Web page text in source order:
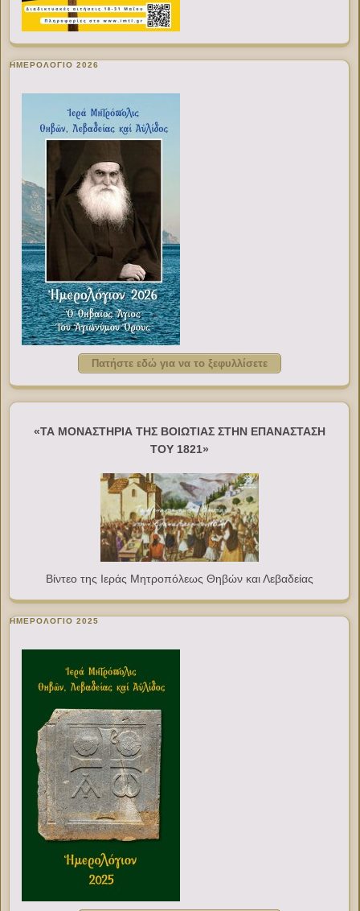
ΗΜΕΡΟΛΟΓΙΟ 2026
Πατήστε εδώ για να το ξεφυλλίσετε
«ΤΑ ΜΟΝΑΣΤΗΡΙΑ ΤΗΣ ΒΟΙΩΤΙΑΣ ΣΤΗΝ ΕΠΑΝΑΣΤΑΣΗ
ΤΟΥ 1821»
Βίντεο της Ιεράς Μητροπόλεως Θηβών και Λεβαδείας
ΗΜΕΡΟΛΟΓΙΟ 2025